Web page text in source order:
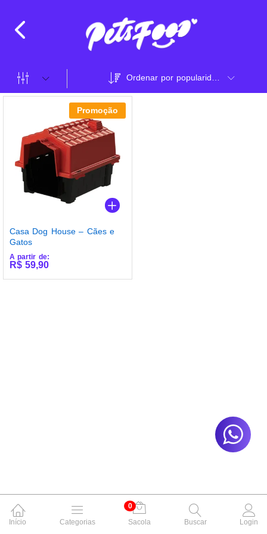
Promoção
Casa Dog House – Cães e
Gatos
A partir de:
R$ 59,90
Início Categorias
0
Sacola
Buscar Login